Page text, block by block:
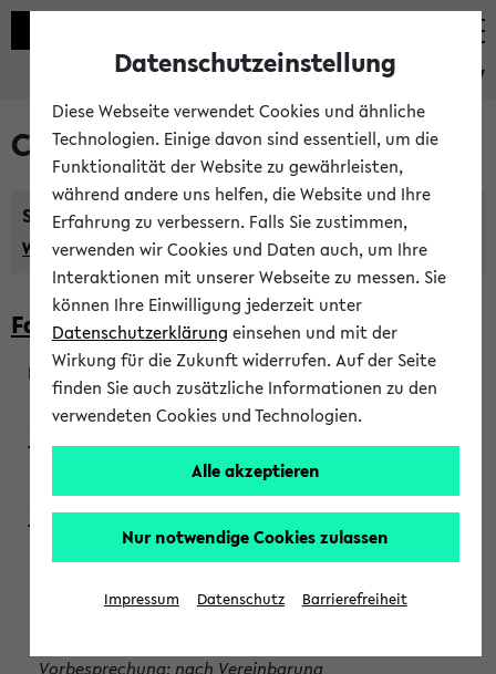
eKVV
Courses taught in English
Semester:
WiSe 2026/2027 SoSe 2026 Previous...
Faculty of Biology
200923
Wendisch, Peters-Wendisch, Stegelmann
Projektmodul "Bakterielle Biotechnologie"
Persönliche Anmeldung beim Veranstalter ist unbedingt
Vorbesprechung: nach Vereinbarung
Datenschutzeinstellung
Diese Webseite verwendet Cookies und ähnliche
Technologien. Einige davon sind essentiell, um die
Funktionalität der Website zu gewährleisten,
während andere uns helfen, die Website und Ihre
Erfahrung zu verbessern. Falls Sie zustimmen,
verwenden wir Cookies und Daten auch, um Ihre
Interaktionen mit unserer Webseite zu messen. Sie
können Ihre Einwilligung jederzeit unter
Datenschutzerklärung einsehen und mit der
Wirkung für die Zukunft widerrufen. Auf der Seite
finden Sie auch zusätzliche Informationen zu den
verwendeten Cookies und Technologien.
Alle akzeptieren
Nur notwendige Cookies zulassen
Impressum Datenschutz Barrierefreiheit